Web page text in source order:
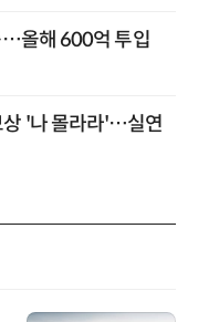
…올해 600억 투입
상 '나 몰라라'…실연